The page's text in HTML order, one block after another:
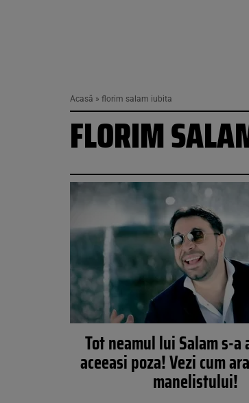
Acasă » florim salam iubita
FLORIM
Tot neamul lui Salam s-
aceeasi poza! Vezi cum
manelistului!